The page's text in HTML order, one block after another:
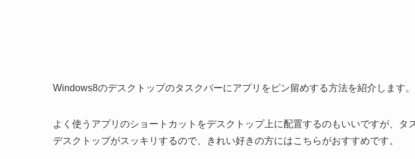
Windows8のデスクトップのタスクバーにアプリをピン留めする方法を紹介します。
よく使うアプリのショートカットをデスクトップ上に配置するのもいいですが、タ
デスクトップがスッキリするので、きれい好きの方にはこちらがおすすめです。